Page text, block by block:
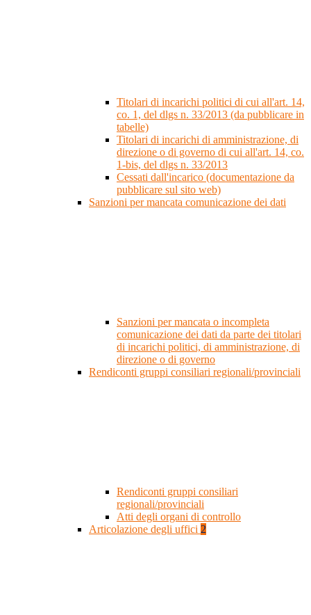
Titolari di incarichi politici di cui all'art. 14,
co. 1, del dlgs n. 33/2013 (da pubblicare in
tabelle)
Titolari di incarichi di amministrazione, di
direzione o di governo di cui all'art. 14, co.
1-bis, del dlgs n. 33/2013
Cessati dall'incarico (documentazione da
pubblicare sul sito web)
Sanzioni per mancata comunicazione dei dati
Sanzioni per mancata o incompleta
comunicazione dei dati da parte dei titolari
di incarichi politici, di amministrazione, di
direzione o di governo
Rendiconti gruppi consiliari regionali/provinciali
Rendiconti gruppi consiliari
regionali/provinciali
Atti degli organi di controllo
Articolazione degli uffici 2